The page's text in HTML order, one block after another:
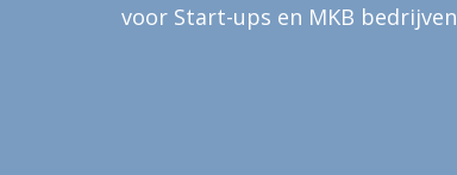
voor Start-ups en MKB bedrijven